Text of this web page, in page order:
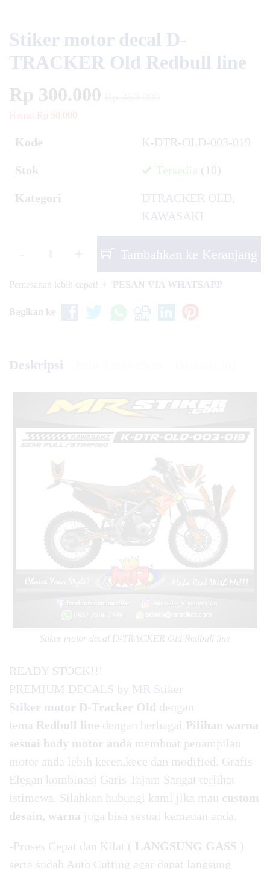
Stiker motor decal D-
TRACKER Old Redbull line
Rp 300.000
Hemat Rp 50.000
Kode K-DTR-OLD-003-019
Stok Tersedia (10)
Kategori DTRACKER OLD,
KAWASAKI
Tambahkan ke Keranjang
Pemesanan lebih cepat! PESAN VIA WHATSAPP
Bagikan ke
Deskripsi
Stiker motor decal D-TRACKER Old Redbull line
READY STOCK!!!
PREMIUM DECALS by MR Stiker
Stiker motor D-Tracker Old dengan
tema Redbull line dengan berbagai Pilihan warna
sesuai body motor anda membuat penampilan
motor anda lebih keren,kece dan modified. Grafis
Elegan kombinasi Garis Tajam Sangat terlihat
istimewa. Silahkan hubungi kami jika mau custom
desain, warna juga bisa sesuai kemauan anda.
-Proses Cepat dan Kilat ( LANGSUNG GASS )
serta sudah Auto Cutting agar dapat langsung